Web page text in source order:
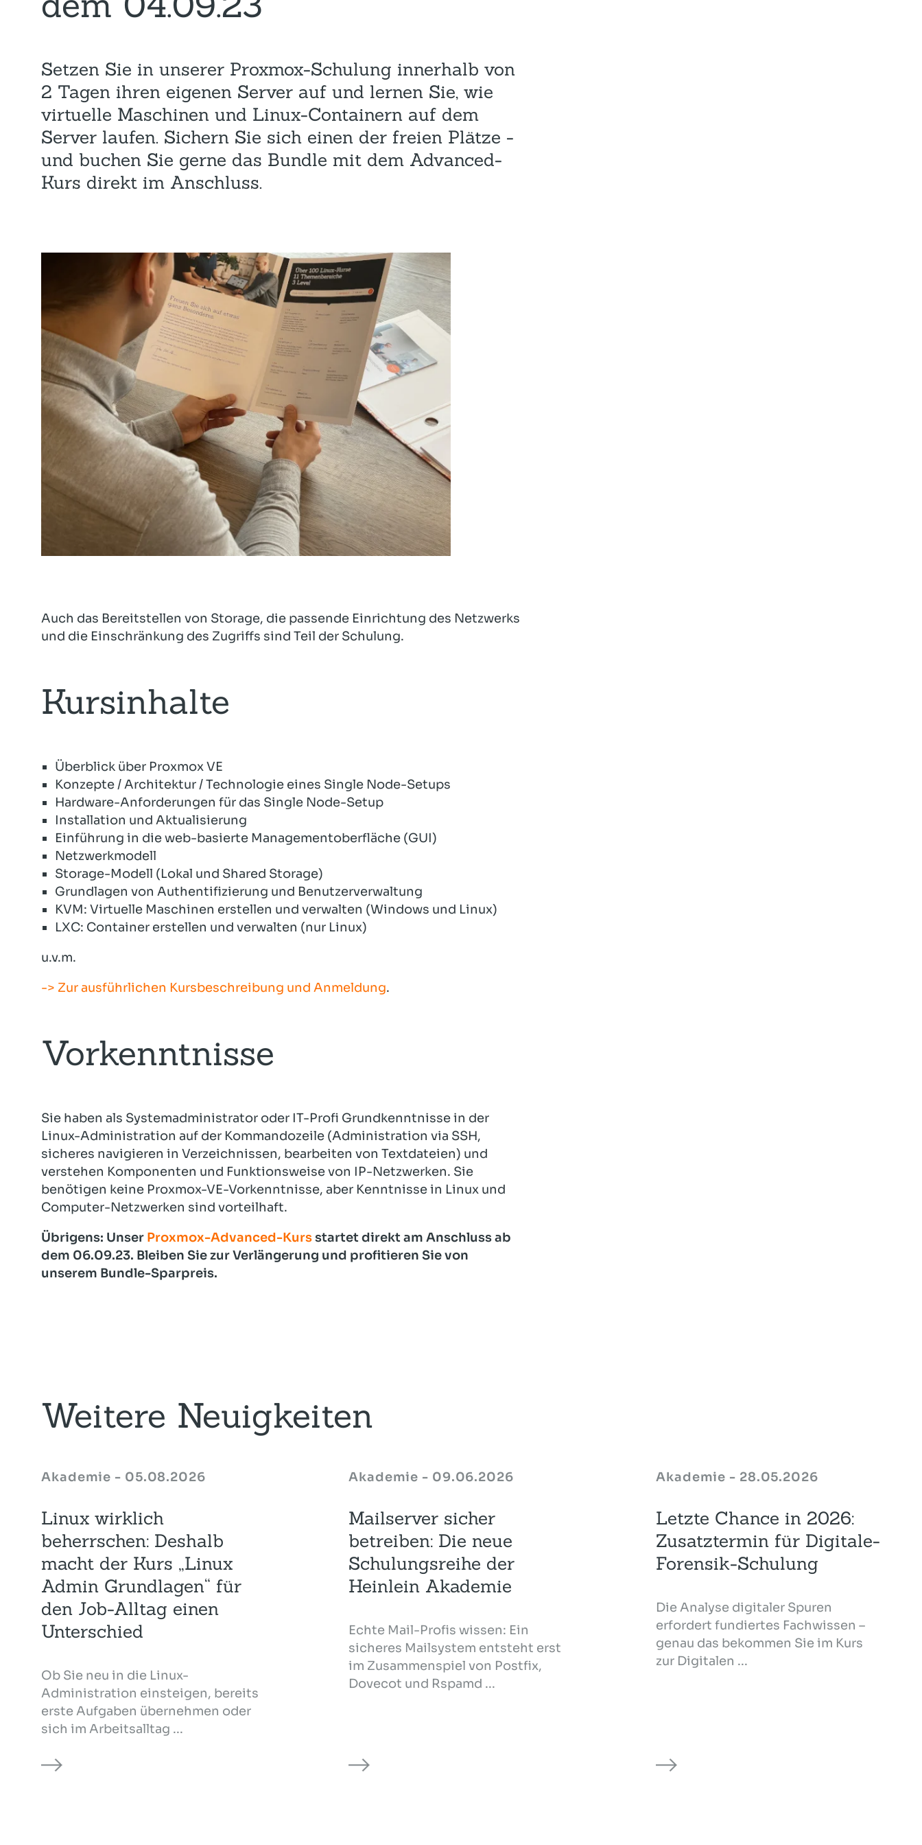
Hygienekonzept
Setzen Sie in unserer Proxmox-Schulung innerhalb von
2 Tagen ihren eigenen Server auf und lernen Sie, wie
virtuelle Maschinen und Linux-Containern auf dem
Server laufen. Sichern Sie sich einen der freien Plätze -
und buchen Sie gerne das Bundle mit dem Advanced-
Kurs direkt im Anschluss.
Auch das Bereitstellen von Storage, die passende Einrichtung des Netzwerks
und die Einschränkung des Zugriffs sind Teil der Schulung.
Kursinhalte
Überblick über Proxmox VE
Konzepte / Architektur / Technologie eines Single Node-Setups
Hardware-Anforderungen für das Single Node-Setup
Installation und Aktualisierung
Einführung in die web-basierte Managementoberfläche (GUI)
Netzwerkmodell
Storage-Modell (Lokal und Shared Storage)
Grundlagen von Authentifizierung und Benutzerverwaltung
KVM: Virtuelle Maschinen erstellen und verwalten (Windows und Linux)
LXC: Container erstellen und verwalten (nur Linux)
u.v.m.
-> Zur ausführlichen Kursbeschreibung und Anmeldung.
Vorkenntnisse
Sie haben als Systemadministrator oder IT-Profi Grundkenntnisse in der
Linux-Administration auf der Kommandozeile (Administration via SSH,
sicheres navigieren in Verzeichnissen, bearbeiten von Textdateien) und
verstehen Komponenten und Funktionsweise von IP-Netzwerken. Sie
benötigen keine Proxmox-VE-Vorkenntnisse, aber Kenntnisse in Linux und
Computer-Netzwerken sind vorteilhaft.
Übrigens: Unser Proxmox-Advanced-Kursstartet direkt am Anschluss ab
dem 06.09.23. Bleiben Sie zur Verlängerung und profitieren Sie von
unserem Bundle-Sparpreis.
Weitere Neuigkeiten
Akademie - 05.08.2026
Linux wirklich
beherrschen: Deshalb
macht der Kurs „Linux
Admin Grundlagen“ für
den Job-Alltag einen
Unterschied
Ob Sie neu in die Linux-
Administration einsteigen, bereits
erste Aufgaben übernehmen oder
sich im Arbeitsalltag ...
Akademie - 09.06.2026
Mailserver sicher
betreiben: Die neue
Schulungsreihe der
Heinlein Akademie
Echte Mail-Profis wissen: Ein
sicheres Mailsystem entsteht erst
im Zusammenspiel von Postfix,
Dovecot und Rspamd ...
Akademie - 28.05.2026
Letzte Chance in 2026:
Zusatztermin für Digitale-
Forensik-Schulung
Die Analyse digitaler Spuren
erfordert fundiertes Fachwissen –
genau das bekommen Sie im Kurs
zur Digitalen ...